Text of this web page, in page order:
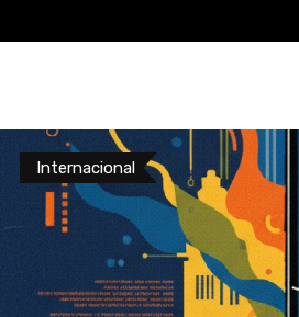
Internacional